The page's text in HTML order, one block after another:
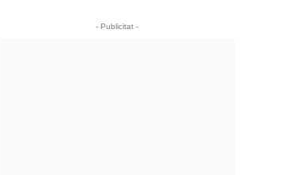
- Publicitat -